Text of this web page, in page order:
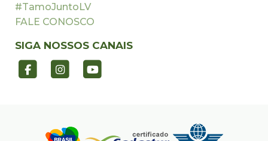
#TamoJuntoLV
FALE CONOSCO
SIGA NOSSOS CANAIS